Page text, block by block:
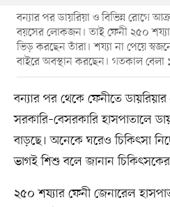
বন্যার পর ডায়রিয়া ও বিভিন্ন রোগে
বয়সের লোকজন। তাই ফেনী ২৫০
ভিড় করছেন তাঁরা। শয্যা না পেয়ে
বাইরে অবস্থান করছেন। গতকাল বেলা
বন্যার পর থেকে ফেনীতে ডায়রিয়ার
সরকারি–বেসরকারি হাসপাতালে
বাড়ছে। অনেকে ঘরেও চিকিৎসা
ভাগই শিশু বলে জানান
২৫০ শয্যার ফেনী জেনারেল